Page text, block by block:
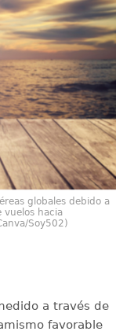
globales debido a
vuelos hacia
Soy502)
a través de
favorable